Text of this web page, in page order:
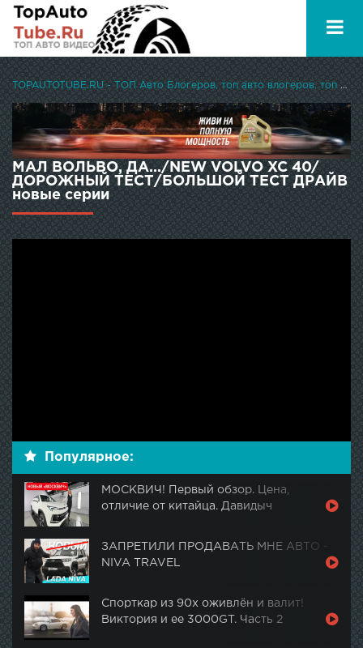
TOPAUTOTUBE.RU - ТОП Авто Блогеров, топ авто влогеров, топ авто ютуберов
МАЛ ВОЛЬВО, ДА.../NEW VOLVO XC 40/
ДОРОЖНЫЙ ТЕСТ/БОЛЬШОЙ ТЕСТ ДРАЙВ
новые серии
Популярное:
МОСКВИЧ! Первый обзор. Цена,
отличие от китайца. Давидыч
ЗАПРЕТИЛИ ПРОДАВАТЬ МНЕ АВТО -
NIVA TRAVEL
Спорткар из 90х оживлён и валит!
Виктория и ее 3000GT. Часть 2